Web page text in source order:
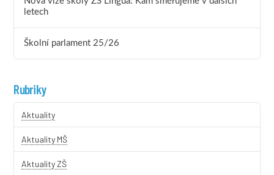
letech
Školní parlament 25/26
Rubriky
Aktuality
Aktuality MŠ
Aktuality ZŠ